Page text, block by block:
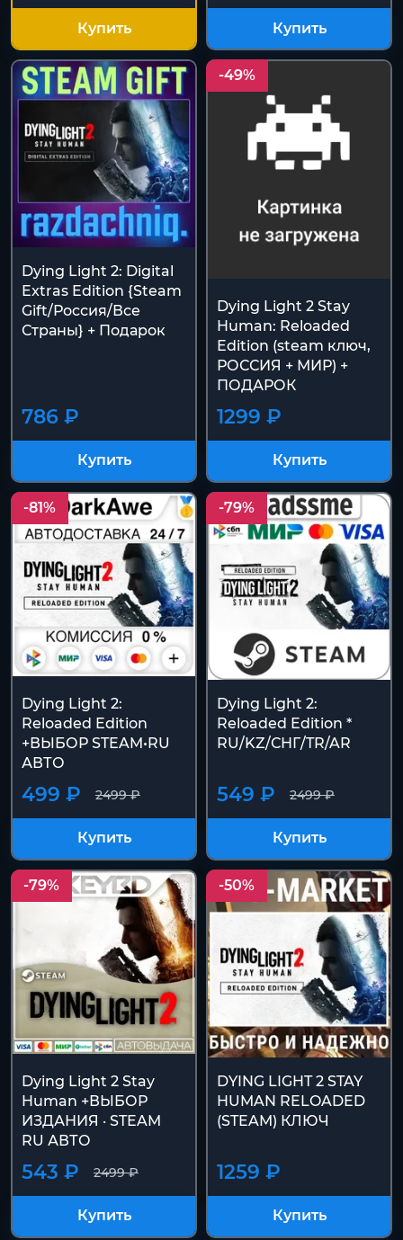
Купить Купить
Dying Light 2: Digital
Extras Edition {Steam
Gift/Роcсия/Все
Страны} + Подарок
786 ₽
Купить
-49%
Dying Light 2 Stay
Human: Reloaded
Edition (steam ключ,
РОССИЯ + МИР) +
ПОДАРОК
1299 ₽
Купить
-81%
Dying Light 2:
Reloaded Edition
+ВЫБОР STEAM•RU
АВТО
2499 ₽
499 ₽
Купить
-79%
Dying Light 2:
Reloaded Edition *
RU/KZ/СНГ/TR/AR
2499 ₽
549 ₽
Купить
-79%
Dying Light 2 Stay
Human +ВЫБОР
ИЗДАНИЯ · STEAM
RU АВТО
2499 ₽
543 ₽
Купить
-50%
DYING LIGHT 2 STAY
HUMAN RELOADED
(STEAM) КЛЮЧ
1259 ₽
Купить